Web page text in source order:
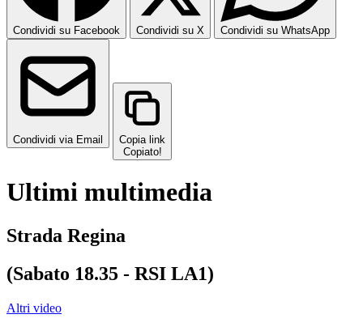
Condividi su Facebook Condividi su X Condividi su WhatsApp
Condividi via Email
Copia link
Copiato!
Ultimi multimedia
Strada Regina
(Sabato 18.35 - RSI LA1)
Altri video